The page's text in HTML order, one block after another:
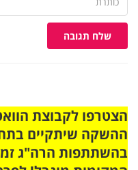
שלח תגובה
ההשקה שיתקיים
בהשתתפות הרה"ג